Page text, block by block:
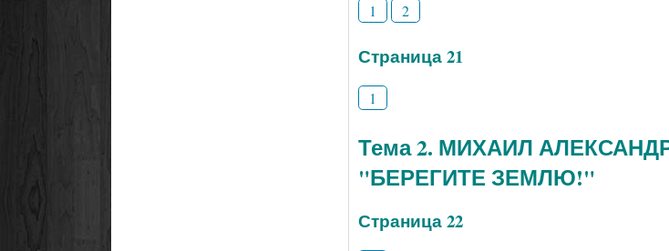
1 2
Страница 21
1
Тема 2. МИХАИЛ
"БЕРЕГИТЕ ЗЕМЛЮ!"
Страница 22